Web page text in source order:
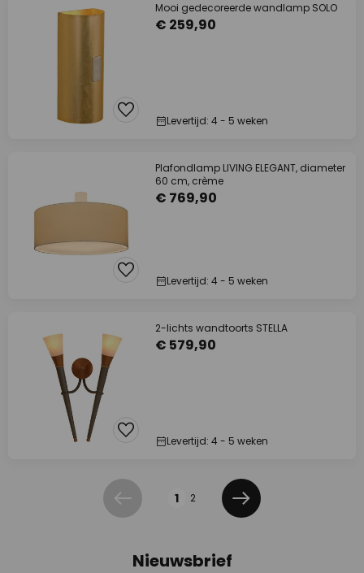
Mooi gedecoreerde wandlamp SOLO
€ 259,90
Levertijd: 4 - 5 weken
Plafondlamp LIVING ELEGANT, diameter
60 cm, crème
€ 769,90
Levertijd: 4 - 5 weken
2-lichts wandtoorts STELLA
€ 579,90
Levertijd: 4 - 5 weken
Vorige 1 2
Volgende
Nieuwsbrief